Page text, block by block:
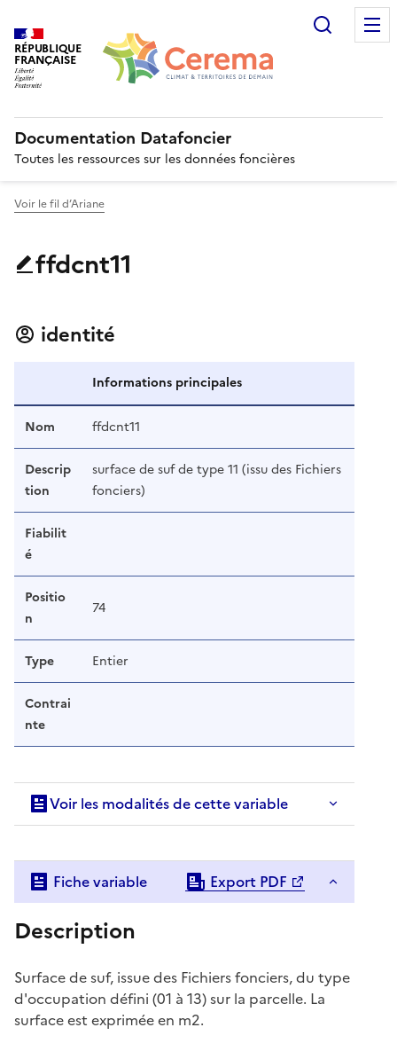
RÉPUBLIQUE
FRANÇAISE
Documentation Datafoncier
Toutes les ressources sur les données foncières
Voir le fil d’Ariane
ffdcnt11
identité
Informations principales
Nom ffdcnt11
Descrip
tion
surface de suf de type 11 (issu des Fichiers
fonciers)
Fiabilit
é
Positio
n
74
Type Entier
Contrai
nte
Voir les modalités de cette variable
Fiche variable Export PDF
Description
Surface de suf, issue des Fichiers fonciers, du type
d'occupation défini (01 à 13) sur la parcelle. La
surface est exprimée en m2.